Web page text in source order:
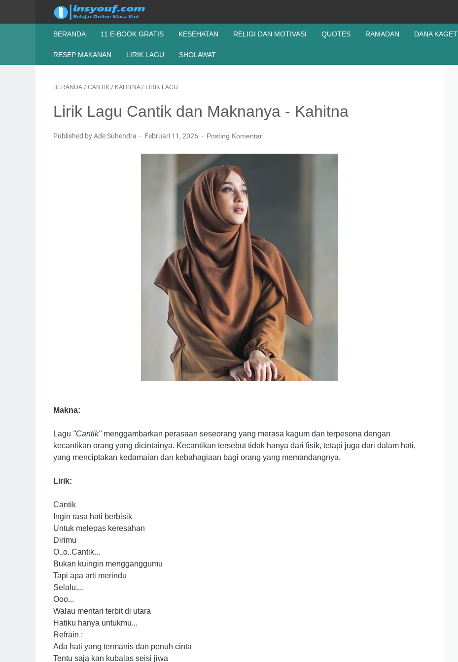
BERANDA 11 E-BOOK GRATIS KESEHATAN RELIGI DAN MOTIVASI QUOTES RAMADAN DANA KAGET
RESEP MAKANAN LIRIK LAGU SHOLAWAT
BERANDA / CANTIK / KAHITNA / LIRIK LAGU
Lirik Lagu Cantik dan Maknanya - Kahitna
Published by Ade Suhendra Februari 11, 2026 Posting Komentar
Makna:
Lagu "Cantik"menggambarkan perasaan seseorang yang merasa kagum dan terpesona dengan
kecantikan orang yang dicintainya. Kecantikan tersebut tidak hanya dari fisik, tetapi juga dari dalam hati,
yang menciptakan kedamaian dan kebahagiaan bagi orang yang memandangnya.
Lirik:
Cantik
Ingin rasa hati berbisik
Untuk melepas keresahan
Dirimu
O..o..Cantik...
Bukan kuingin mengganggumu
Tapi apa arti merindu
Selalu,...
Ooo...
Walau mentari terbit di utara
Hatiku hanya untukmu...
Refrain :
Ada hati yang termanis dan penuh cinta
Tentu saja kan kubalas seisi jiwa